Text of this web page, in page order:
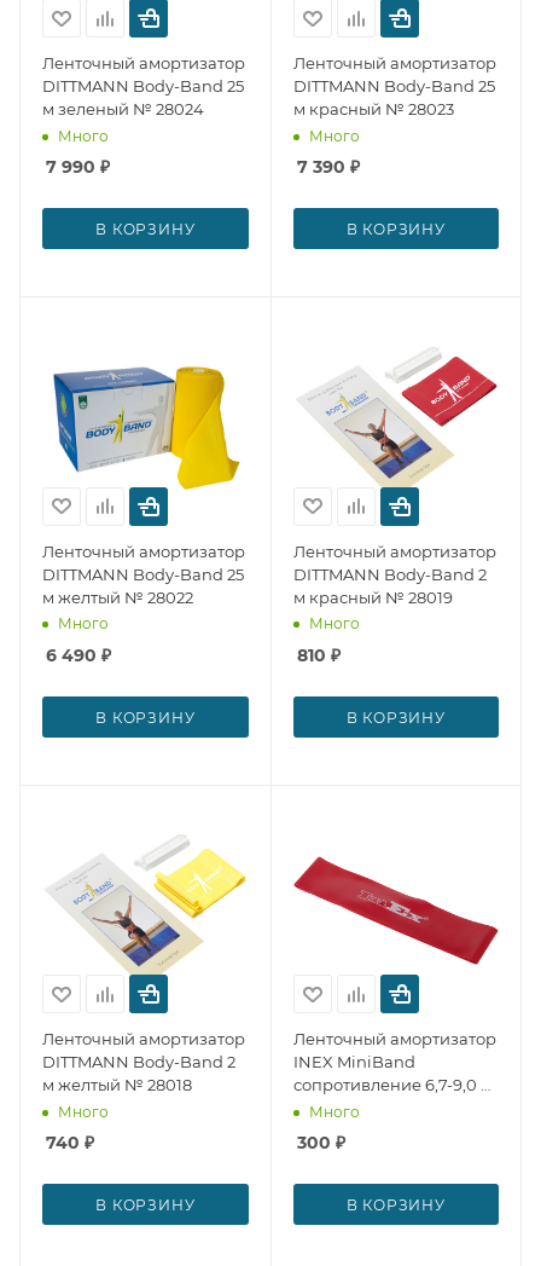
Ленточный амортизатор
DITTMANN Body-Band 25
м зеленый № 28024
Много
7 990 ₽
В КОРЗИНУ
Ленточный амортизатор
DITTMANN Body-Band 25
м красный № 28023
Много
7 390 ₽
В КОРЗИНУ
Ленточный амортизатор
DITTMANN Body-Band 25
м желтый № 28022
Много
6 490 ₽
В КОРЗИНУ
Ленточный амортизатор
DITTMANN Body-Band 2
м красный № 28019
Много
810 ₽
В КОРЗИНУ
Ленточный амортизатор
DITTMANN Body-Band 2
м желтый № 28018
Много
740 ₽
В КОРЗИНУ
Ленточный амортизатор
INEX MiniBand
сопротивление 6,7-9,0 кг
№ 27685
Много
300 ₽
В КОРЗИНУ